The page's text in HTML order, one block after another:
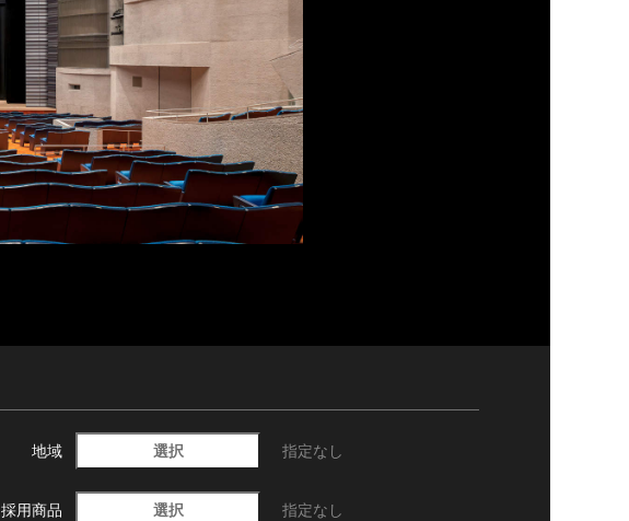
地域 選択 指定なし
採用商品 選択 指定なし